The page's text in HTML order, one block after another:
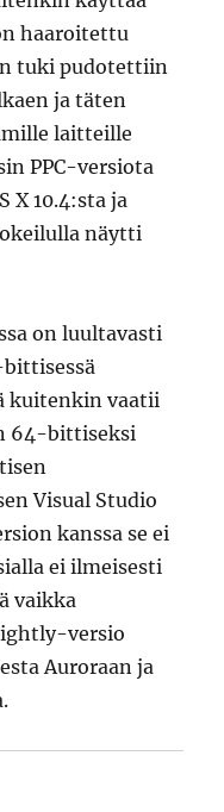
haaroitettu
tuki pudotettiin
ja täten
laitteille
PPC-versiota
X 10.4:sta ja
näytti
on luultavasti
kuitenkin vaatii
64-bittiseksi
Visual Studio
kanssa se ei
ei ilmeisesti
vaikka
versio
Auroraan ja